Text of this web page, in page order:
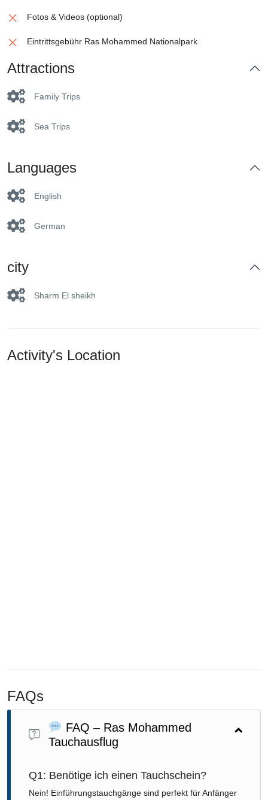
Fotos & Videos (optional)
Eintrittsgebühr Ras Mohammed Nationalpark
Attractions
Family Trips
Sea Trips
Languages
English
German
city
Sharm El sheikh
Activity's Location
FAQs
FAQ – Ras Mohammed
Tauchausflug
Q1: Benötige ich einen Tauchschein?
Nein! Einführungstauchgänge sind perfekt für Anfänger